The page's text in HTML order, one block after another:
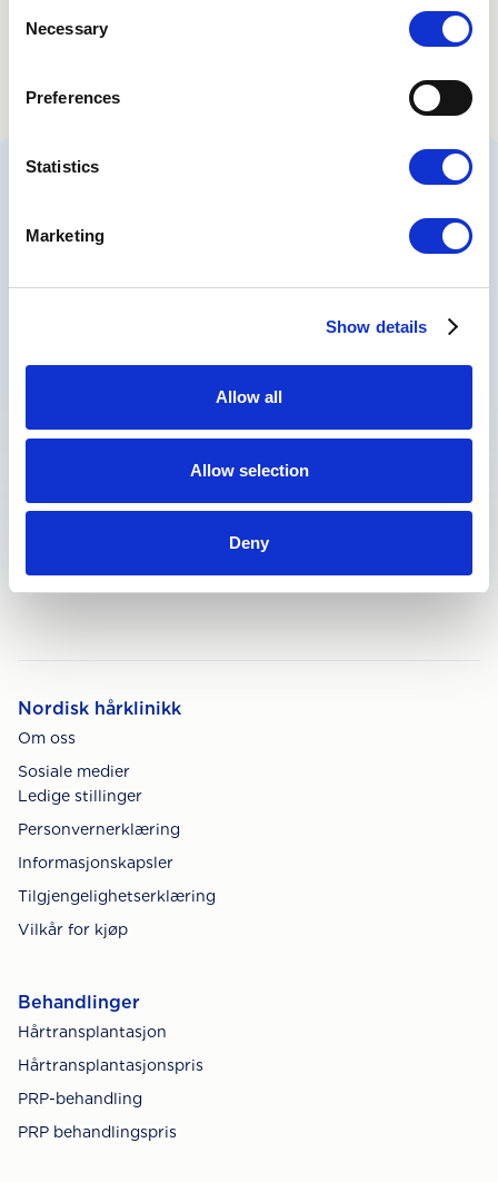
Selection
Necessary
Preferences
Statistics
Marketing
Show details
Allow all
Allow selection
Deny
Din hårreise begynner med
en samtale
Stockholm
Gøteborg
Malmö
Nordisk hårklinikk
Om oss
Sosiale medier
Ledige stillinger
Personvernerklæring
Informasjonskapsler
Tilgjengelighetserklæring
Vilkår for kjøp
Behandlinger
Hårtransplantasjon
Hårtransplantasjonspris
PRP-behandling
PRP behandlingspris